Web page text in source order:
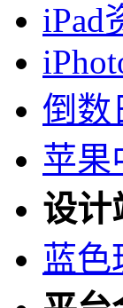
iPad
倒数
苹果
设计
蓝色